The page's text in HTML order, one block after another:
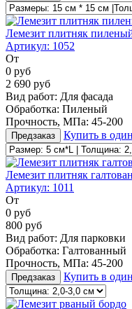
Лемезит плитняк
Артикул: 1052
От
0 руб
2 690 руб
Вид работ: Для фасада
Обработка: Пиленый
Прочность, МПа: 45-200
Предзаказ Купить в
Лемезит плитняк
Артикул: 1011
От
0 руб
800 руб
Вид работ: Для парковки
Обработка: Галтованный
Прочность, МПа: 45-200
Предзаказ Купить в